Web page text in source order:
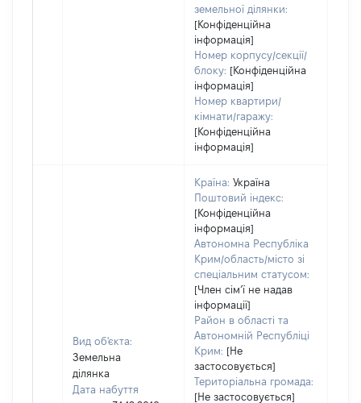
земельної ділянки:
[Конфіденційна
інформація]
Номер корпусу/секції/
блоку: [Конфіденційна
інформація]
Номер квартири/
кімнати/гаражу:
[Конфіденційна
інформація]
Вид об'єкта:
Земельна
ділянка
Дата набуття
Країна: Україна
Поштовий індекс:
[Конфіденційна
інформація]
Автономна Республіка
Крим/область/місто зі
спеціальним статусом:
[Член сімʼї не надав
інформації]
Район в області та
Автономній Республіці
Крим: [Не
застосовується]
Територіальна громада:
[Не застосовується]